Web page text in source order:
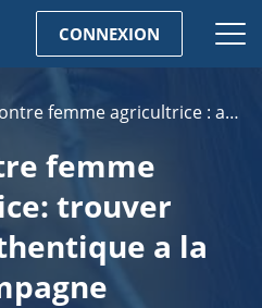
CONNEXION
Rencontre femme agricultrice : amour sincère et vie à la campagne
femme
trouver
a la